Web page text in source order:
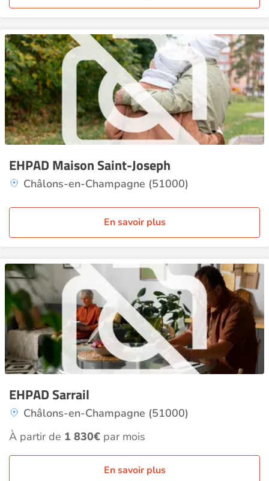
EHPAD Maison Saint-Joseph
Châlons-en-Champagne (51000)
En savoir plus
EHPAD Sarrail
Châlons-en-Champagne (51000)
À partir de 1 830€ par mois
En savoir plus